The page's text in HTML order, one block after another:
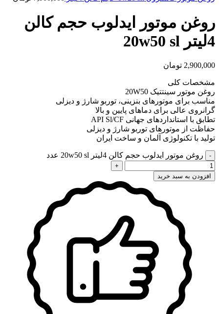
روغن موتور ایدلوب حجم کالن
4لیتر 20w50 sl
2,900,000 تومان
مشخصات کلی
روغن موتور سینتتیک 20W50
مناسب برای موتورهای بنزینی، توربو شارژ و دیزلی
گرانروی عالی برای دماهای پایین و بالا
تطابق با استانداردهای جهانی API Sl/CF
حفاظت از موتورهای توربو شارژ و دیزلی
تولید با تکنولوژی آلمان و ساخت ایران
روغن موتور ایدلوب حجم کالن 4لیتر 20w50 sl عدد
افزودن به سبد خرید